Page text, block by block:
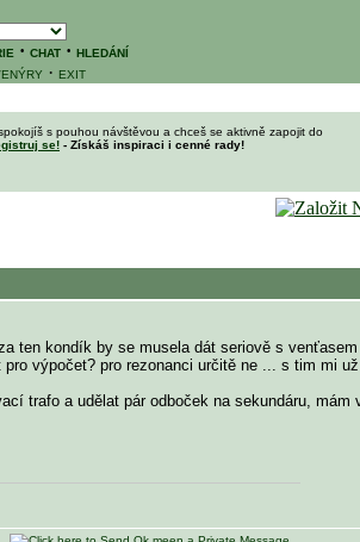
· CHAT· HLEDÁNÍ
· EXIT
s pouhou návštěvou a chceš se aktivně zapojit do
se! - Získáš inspiraci i cenné rady!
ten kondík by se musela dát seriově s
výpočet? pro rezonanci určitě ne ... s tim mi
trafo a udělat pár odboček na sekundáru, mám